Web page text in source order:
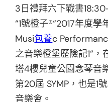
3日禮拜六下戰書
“1號橙子®“2017年度
Musi包養c
之音樂橙堡歷險記1“
塔4樓兒童公園念琴音
第20屆 SYMP，也是1
音樂會。